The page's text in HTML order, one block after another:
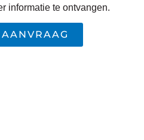
informatie te ontvangen.